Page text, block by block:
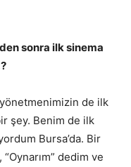
sonra ilk sinema
de ilk
şey. Benim de ilk
Bursa’da. Bir
dedim ve